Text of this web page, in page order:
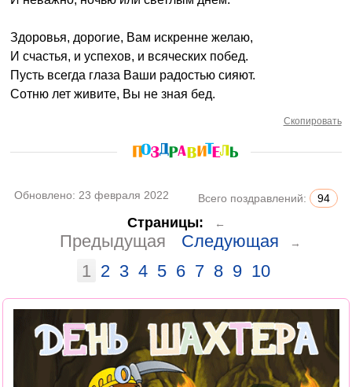
Здоровья, дорогие, Вам искренне желаю,
И счастья, и успехов, и всяческих побед.
Пусть всегда глаза Ваши радостью сияют.
Сотню лет живите, Вы не зная бед.
Скопировать
Обновлено: 23 февраля 2022 Всего поздравлений: 94
Страницы: ←
Предыдущая Следующая →
1 2 3 4 5 6 7 8 9 10